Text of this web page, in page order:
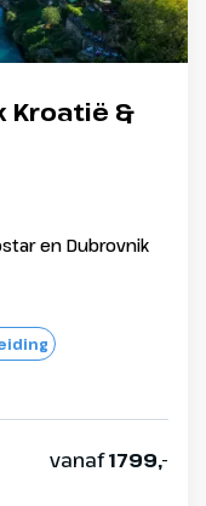
Kroatië &
en Dubrovnik
vanaf1799,-